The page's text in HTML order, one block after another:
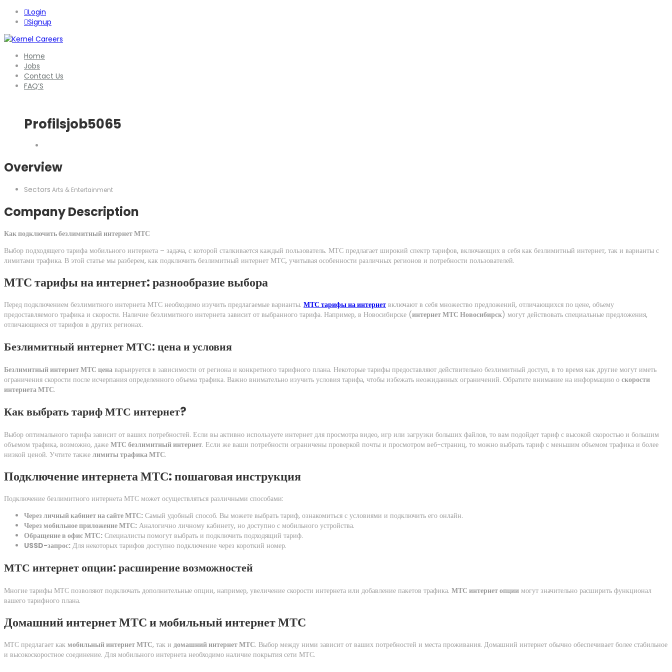
Login
Signup
Home
Jobs
Contact Us
FAQ’S
Profilsjob5065
Overview
Sectors Arts & Entertainment
Company Description
Как подключить безлимитный интернет МТС
Выбор подходящего тарифа мобильного интернета – задача, с которой сталкивается каждый пользователь. МТС предлагает широкий спектр тарифов, включающих в себя как безлимитный интернет, так и варианты с
лимитами трафика. В этой статье мы разберем, как подключить безлимитный интернет МТС, учитывая особенности различных регионов и потребности пользователей.
МТС тарифы на интернет: разнообразие выбора
Перед подключением безлимитного интернета МТС необходимо изучить предлагаемые варианты. МТС тарифы на интернет включают в себя множество предложений, отличающихся по цене, объему
предоставляемого трафика и скорости. Наличие безлимитного интернета зависит от выбранного тарифа. Например, в Новосибирске (интернет МТС Новосибирск) могут действовать специальные предложения,
отличающиеся от тарифов в других регионах.
Безлимитный интернет МТС: цена и условия
Безлимитный интернет МТС цена варьируется в зависимости от региона и конкретного тарифного плана. Некоторые тарифы предоставляют действительно безлимитный доступ, в то время как другие могут иметь
ограничения скорости после исчерпания определенного объема трафика. Важно внимательно изучить условия тарифа, чтобы избежать неожиданных ограничений. Обратите внимание на информацию о скорости
интернета МТС.
Как выбрать тариф МТС интернет?
Выбор оптимального тарифа зависит от ваших потребностей. Если вы активно используете интернет для просмотра видео, игр или загрузки больших файлов, то вам подойдет тариф с высокой скоростью и большим
объемом трафика, возможно, даже МТС безлимитный интернет. Если же ваши потребности ограничены проверкой почты и просмотром веб-страниц, то можно выбрать тариф с меньшим объемом трафика и более
низкой ценой. Учтите также лимиты трафика МТС.
Подключение интернета МТС: пошаговая инструкция
Подключение безлимитного интернета МТС может осуществляться различными способами:
Через личный кабинет на сайте МТС: Самый удобный способ. Вы можете выбрать тариф, ознакомиться с условиями и подключить его онлайн.
Через мобильное приложение МТС: Аналогично личному кабинету, но доступно с мобильного устройства.
Обращение в офис МТС: Специалисты помогут выбрать и подключить подходящий тариф.
USSD-запрос: Для некоторых тарифов доступно подключение через короткий номер.
МТС интернет опции: расширение возможностей
Многие тарифы МТС позволяют подключать дополнительные опции, например, увеличение скорости интернета или добавление пакетов трафика. МТС интернет опции могут значительно расширить функционал
вашего тарифного плана.
Домашний интернет МТС и мобильный интернет МТС
МТС предлагает как мобильный интернет МТС, так и домашний интернет МТС. Выбор между ними зависит от ваших потребностей и места проживания. Домашний интернет обычно обеспечивает более стабильное
и высокоскоростное соединение. Для мобильного интернета необходимо наличие покрытия сети МТС.